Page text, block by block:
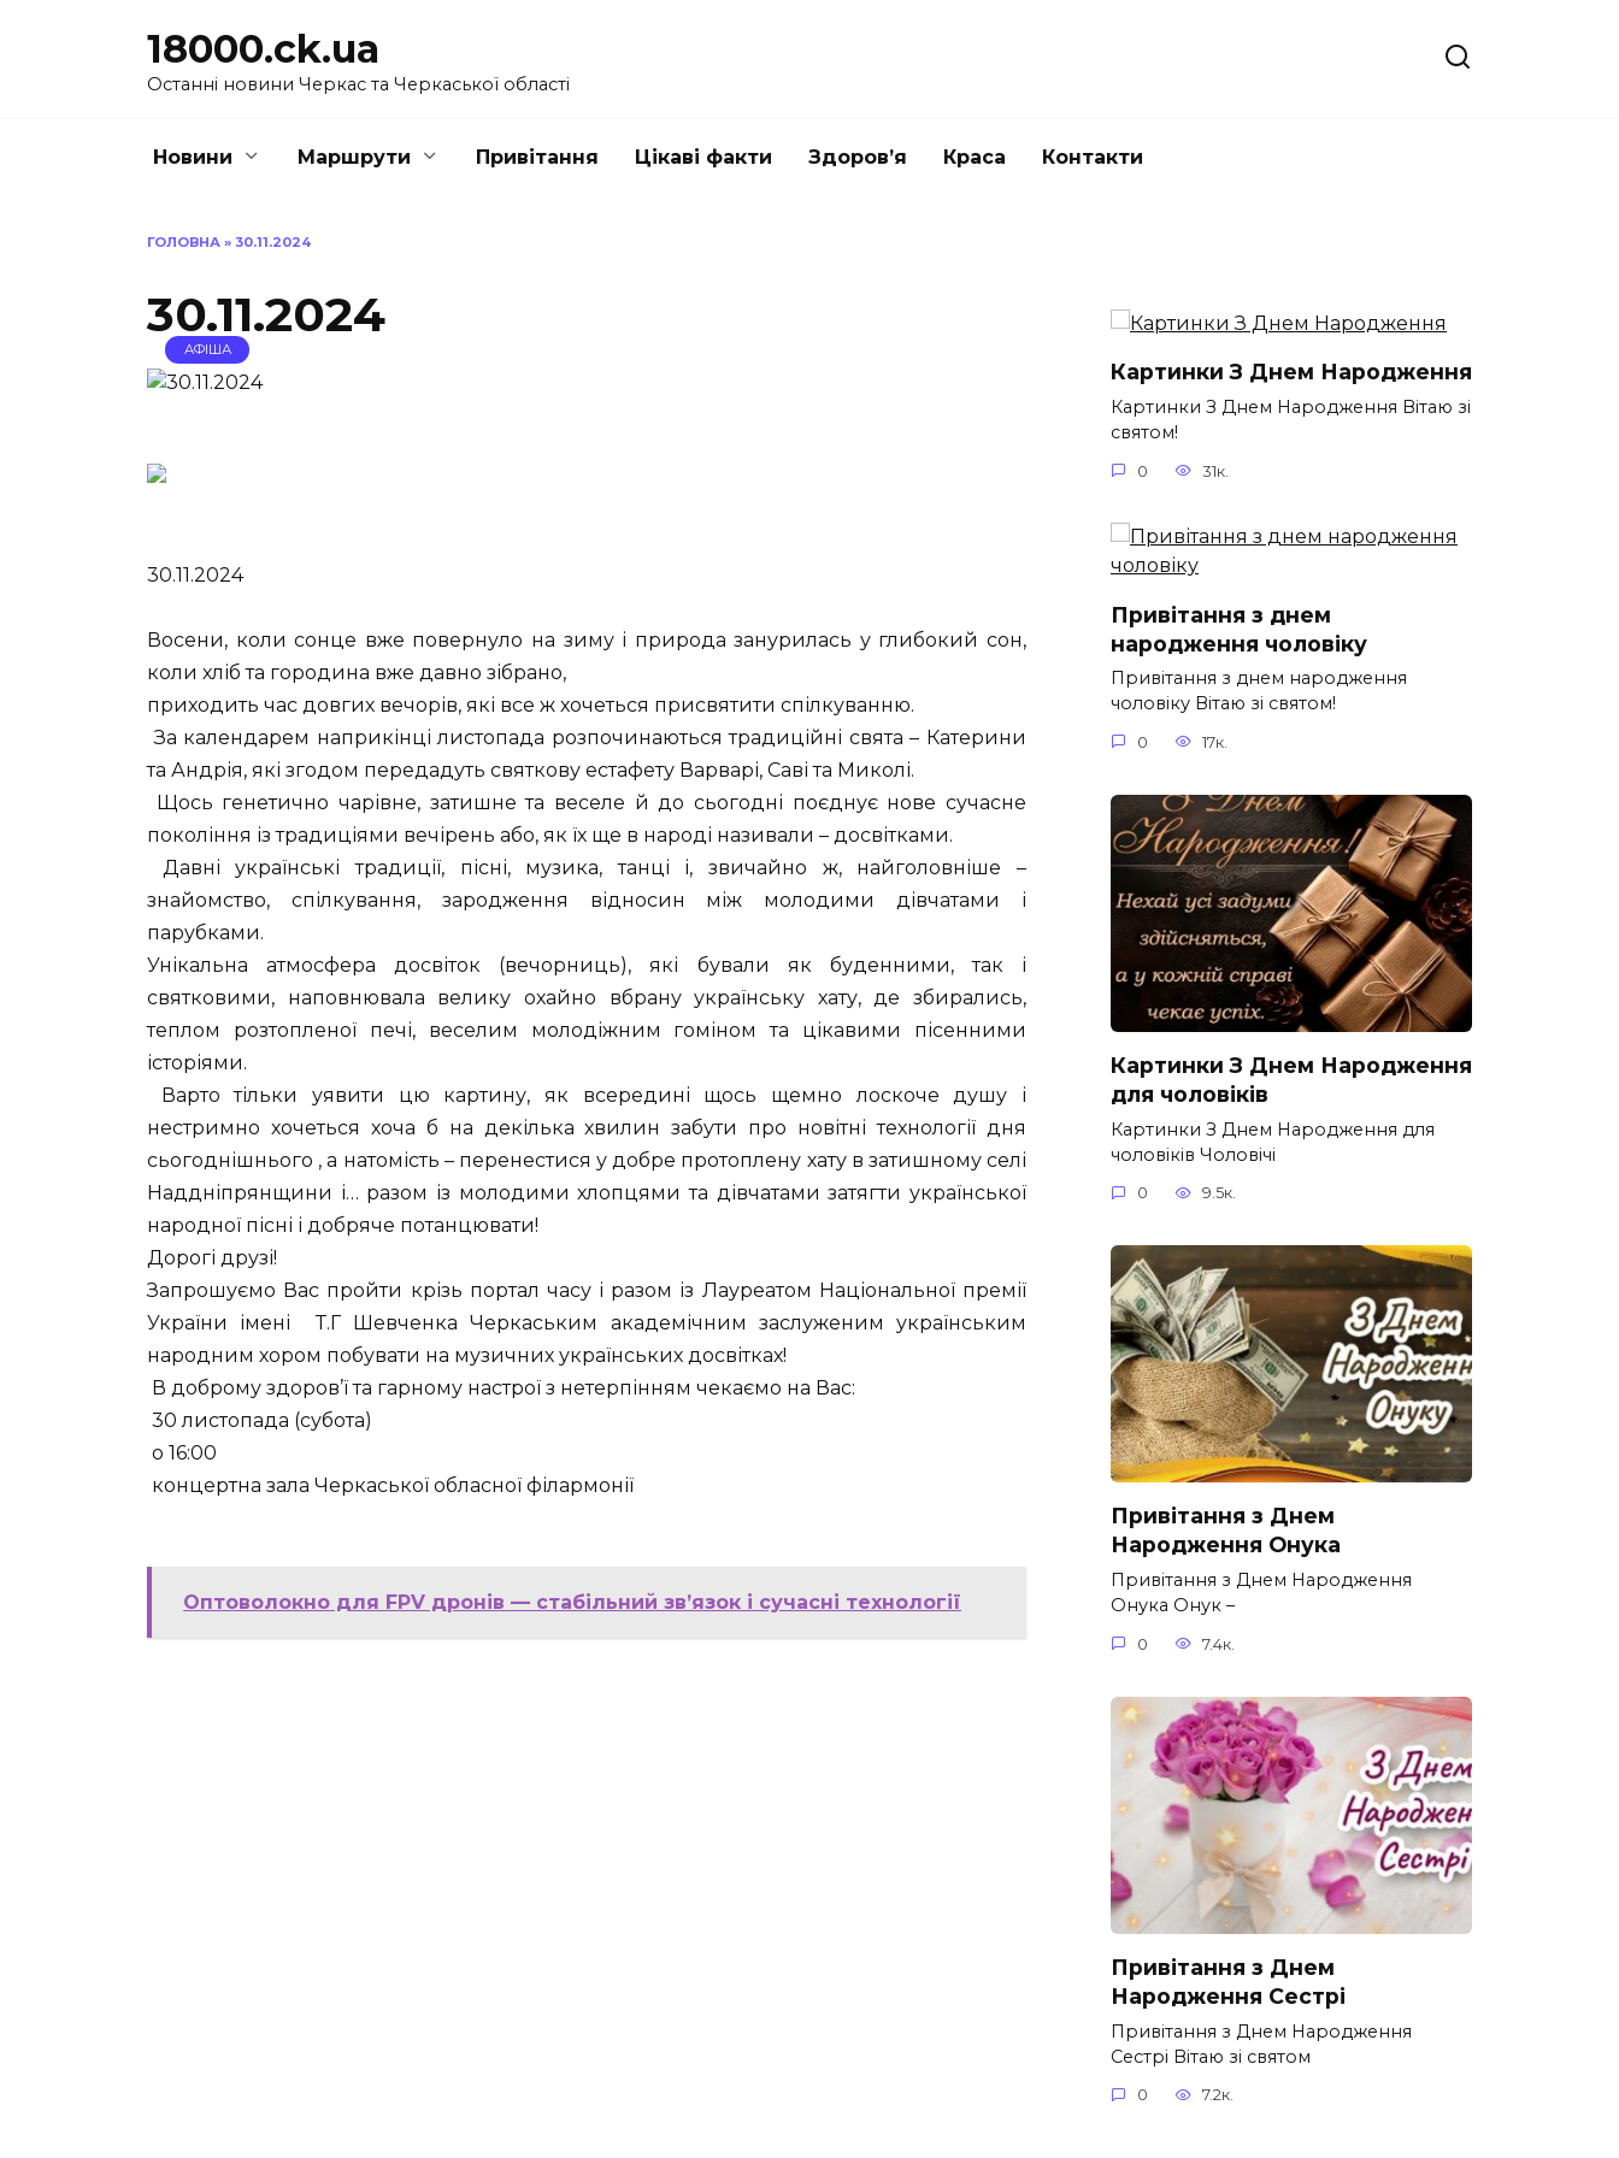
18000.ck.ua
Останні новини Черкас та Черкаської області
Новини Маршрути Привітання Цікаві факти Здоров’я Краса Контакти
ГОЛОВНА » 30.11.2024
30.11.2024
АФІША
30.11.2024
Восени, коли сонце вже повернуло на зиму і природа занурилась у глибокий сон,
коли хліб та городина вже давно зібрано,
приходить час довгих вечорів, які все ж хочеться присвятити спілкуванню.
За календарем наприкінці листопада розпочинаються традиційні свята – Катерини
та Андрія, які згодом передадуть святкову естафету Варварі, Саві та Миколі.
Щось генетично чарівне, затишне та веселе й до сьогодні поєднує нове сучасне
покоління із традиціями вечірень або, як їх ще в народі називали – досвітками.
Давні українські традиції, пісні, музика, танці і, звичайно ж, найголовніше –
знайомство, спілкування, зародження відносин між молодими дівчатами і
парубками.
Унікальна атмосфера досвіток (вечорниць), які бували як буденними, так і
святковими, наповнювала велику охайно вбрану українську хату, де збирались,
теплом розтопленої печі, веселим молодіжним гоміном та цікавими пісенними
історіями.
Варто тільки уявити цю картину, як всередині щось щемно лоскоче душу і
нестримно хочеться хоча б на декілька хвилин забути про новітні технології дня
сьогоднішнього , а натомість – перенестися у добре протоплену хату в затишному селі
Наддніпрянщини і… разом із молодими хлопцями та дівчатами затягти української
народної пісні і добряче потанцювати!
Дорогі друзі!
Запрошуємо Вас пройти крізь портал часу і разом із Лауреатом Національної премії
України імені Т.Г Шевченка Черкаським академічним заслуженим українським
народним хором побувати на музичних українських досвітках!
В доброму здоров’ї та гарному настрої з нетерпінням чекаємо на Вас:
30 листопада (субота)
о 16:00
концертна зала Черкаської обласної філармонії
Оптоволокно для FPV дронів — стабільний зв’язок і сучасні технології
Картинки З Днем Народження
Картинки З Днем Народження Вітаю зі
святом!
0 31к.
Привітання з днем
народження чоловіку
Привітання з днем народження
чоловіку Вітаю зі святом!
0 17к.
Картинки З Днем Народження
для чоловіків​
Картинки З Днем Народження для
чоловіків​ Чоловічі
0 9.5к.
Привітання з Днем
Народження Онука
Привітання з Днем Народження
Онука Онук –
0 7.4к.
Привітання з Днем
Народження Сестрі
Привітання з Днем Народження
Сестрі Вітаю зі святом
0 7.2к.